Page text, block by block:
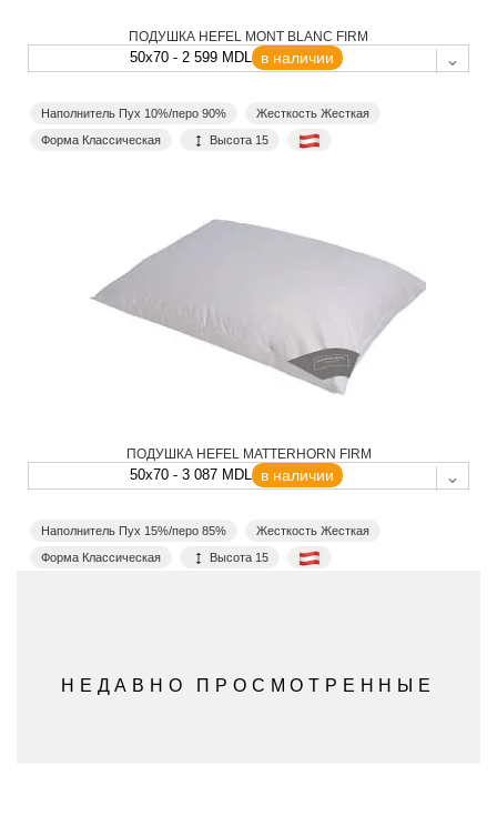
ПОДУШКА HEFEL MONT BLANC FIRM
50x70 - 2 599 MDL в наличии
Наполнитель Пух 10%/перо 90%
Жесткость Жесткая
Форма Классическая
Высота 15
ПОДУШКА HEFEL MATTERHORN FIRM
50x70 - 3 087 MDL в наличии
Наполнитель Пух 15%/перо 85%
Жесткость Жесткая
Форма Классическая
Высота 15
НЕДАВНО ПРОСМОТРЕННЫЕ